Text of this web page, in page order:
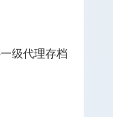
级代理存档